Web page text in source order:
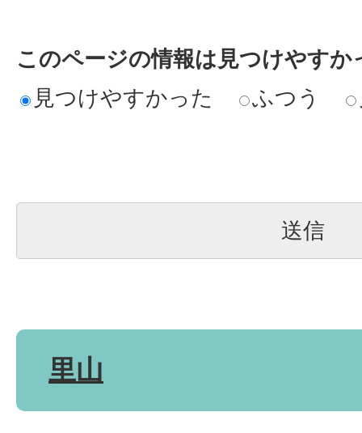
このページの情報は見つけやすか
見つけやすかった
ふつう
里山